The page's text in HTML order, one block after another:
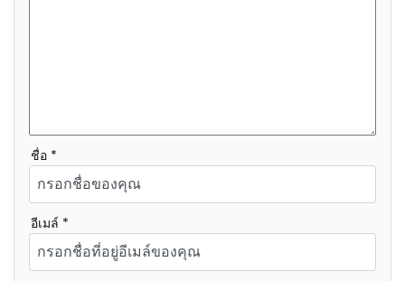
ชื่อ *
อีเมล์ *